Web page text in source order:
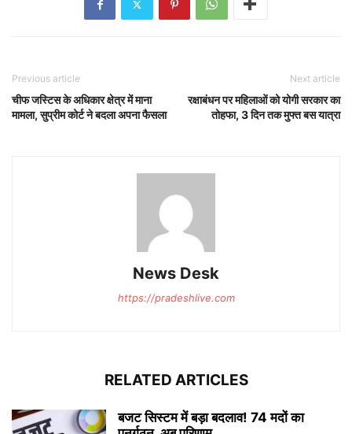
Previous article
चीफ जस्टिस के अधिकार क्षेत्र में माना
मामला, सुप्रीम कोर्ट ने बदला अपना फैसला
Next article
रक्षाबंधन पर महिलाओं को योगी सरकार का
तोहफा, 3 दिन तक मुफ्त बस यात्रा
News Desk
https://pradeshlive.com
RELATED ARTICLES
बजट सिस्टम में बड़ा बदलाव! 74 मदों का